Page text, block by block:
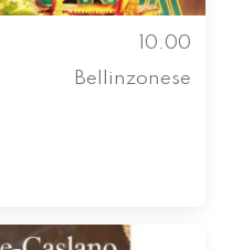
10.00
Bellinzonese